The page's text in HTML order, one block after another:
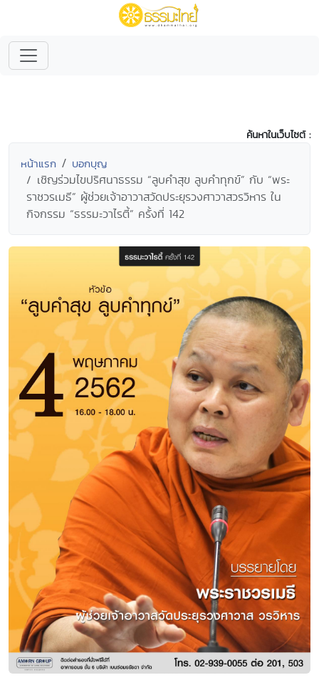
ค้นหาในเว็บไซต์ :
หน้าแรก บอกบุญ
เชิญร่วมไขปริศนาธรรม “ลูบคำสุข ลูบคำทุกข์” กับ “พระ
ราชวรเมธี” ผู้ช่วยเจ้าอาวาสวัดประยุรวงศาวาสวรวิหาร ใน
กิจกรรม “ธรรมะวาไรตี้” ครั้งที่ 142